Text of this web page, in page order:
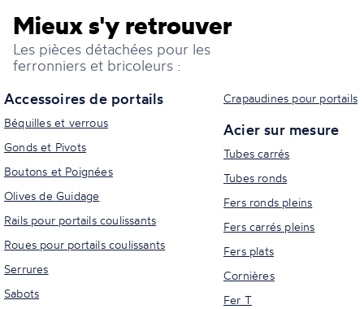
Mieux s'y retrouver
Les pièces détachées pour les
ferronniers et bricoleurs :
Accessoires de portails
Béquilles et verrous
Gonds et Pivots
Boutons et Poignées
Olives de Guidage
Rails pour portails coulissants
Roues pour portails coulissants
Serrures
Sabots
Crapaudines pour portails
Acier sur mesure
Tubes carrés
Tubes ronds
Fers ronds pleins
Fers carrés pleins
Fers plats
Cornières
Fer T